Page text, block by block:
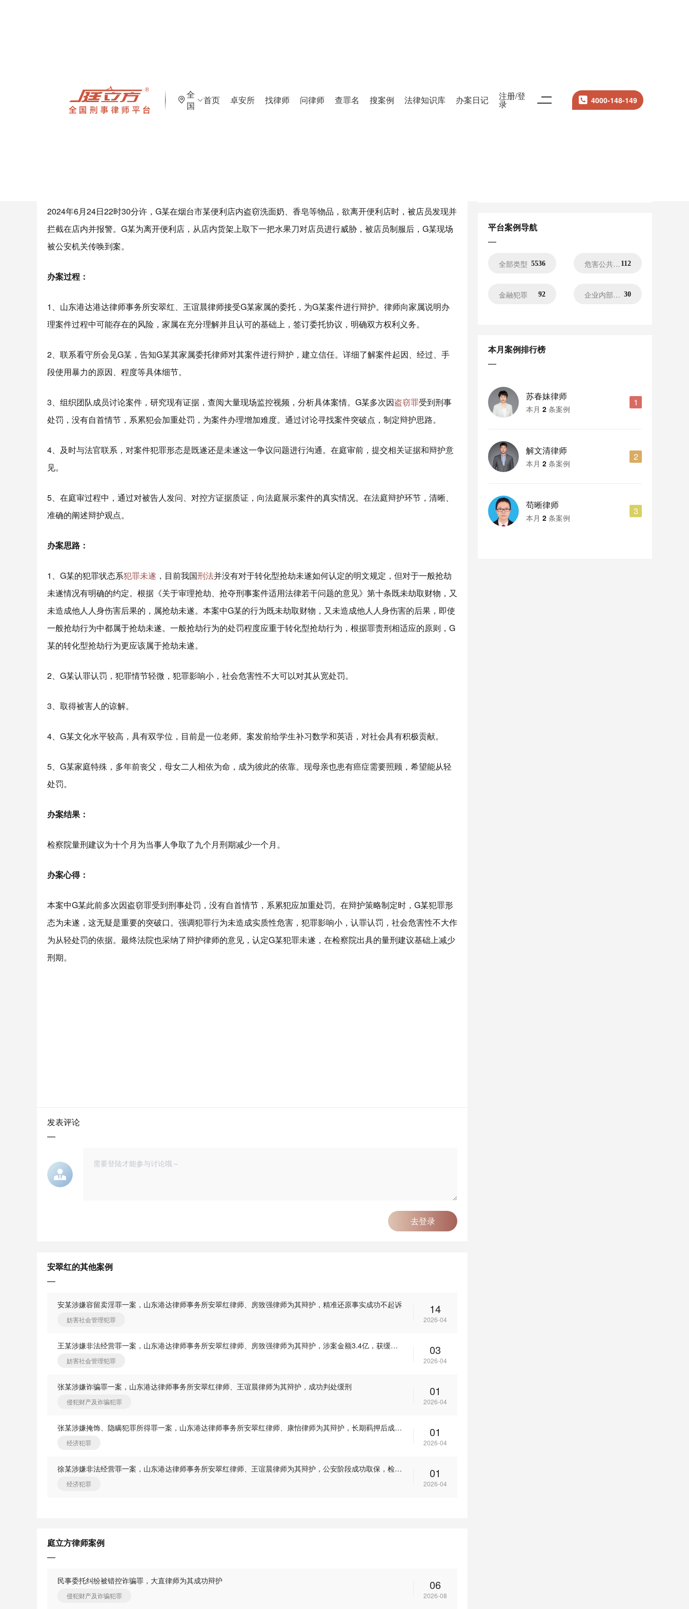
全
国
首页 卓安所 找律师 问律师 查罪名 搜案例 法律知识库 办案日记 注册/登
录 4000-148-149
G某涉嫌抢劫罪，山东港达律师事务所安翠红、王谊晨律师为其辩护，
2024年6月24日22时30分许，G某在烟台市某便利店内盗窃洗面奶、香皂等物品，欲离开便利店时，被店员发现并
拦截在店内并报警。G某为离开便利店，从店内货架上取下一把水果刀对店员进行威胁，被店员制服后，G某现场
被公安机关传唤到案。
办案过程 ：
1、山东港达港达律师事务所安翠红、王谊晨律师接受G某家属的委托，为G某案件进行辩护。律师向家属说明办
理案件过程中可能存在的风险，家属在充分理解并且认可的基础上，签订委托协议，明确双方权利义务。
2、联系看守所会见G某，告知G某其家属委托律师对其案件进行辩护，建立信任。详细了解案件起因、经过、手
段使用暴力的原因、程度等具体细节。
3、组织团队成员讨论案件，研究现有证据，查阅大量现场监控视频，分析具体案情。G某多次因盗窃罪受到刑事
处罚，没有自首情节，系累犯会加重处罚，为案件办理增加难度。通过讨论寻找案件突破点，制定辩护思路。
4、及时与法官联系，对案件犯罪形态是既遂还是未遂这一争议问题进行沟通。在庭审前，提交相关证据和辩护意
见。
5、在庭审过程中，通过对被告人发问、对控方证据质证，向法庭展示案件的真实情况。在法庭辩护环节，清晰、
准确的阐述辩护观点。
办案思路 ：
1、G某的犯罪状态系犯罪未遂 ，目前我国刑法并没有对于转化型抢劫未遂如何认定的明文规定，但对于一般抢劫
未遂情况有明确的约定。根据《关于审理抢劫、抢夺刑事案件适用法律若干问题的意见》第十条既未劫取财物，又
未造成他人人身伤害后果的，属抢劫未遂。本案中G某的行为既未劫取财物，又未造成他人人身伤害的后果，即使
一般抢劫行为中都属于抢劫未遂。一般抢劫行为的处罚程度应重于转化型抢劫行为，根据罪责刑相适应的原则，G
某的转化型抢劫行为更应该属于抢劫未遂。
2、G某认罪认罚，犯罪情节轻微，犯罪影响小，社会危害性不大可以对其从宽处罚。
3、取得被害人的谅解。
4、G某文化水平较高，具有双学位，目前是一位老师。案发前给学生补习数学和英语，对社会具有积极贡献。
5、G某家庭特殊，多年前丧父，母女二人相依为命，成为彼此的依靠。现母亲也患有癌症需要照顾，希望能从轻
处罚。
办案结果 ：
检察院量刑建议为十个月为当事人争取了九个月刑期减少一个月。
办案心得：
本案中G某此前多次因盗窃罪受到刑事处罚，没有自首情节，系累犯应加重处罚。在辩护策略制定时，G某犯罪形
态为未遂，这无疑是重要的突破口。强调犯罪行为未造成实质性危害，犯罪影响小，认罪认罚，社会危害性不大作
为从轻处罚的依据。最终法院也采纳了辩护律师的意见，认定G某犯罪未遂，在检察院出具的量刑建议基础上减少
刑期。
发表评论
去登录
安翠红的其他案例
安某涉嫌容留卖淫罪一案，山东港达律师事务所安翠红律师、房致强律师为其辩护，精准还原事实成功不起诉
妨害社会管理犯罪
14
2026-04
王某涉嫌非法经营罪一案，山东港达律师事务所安翠红律师、房致强律师为其辩护，涉案金额3.4亿，获缓刑判决
妨害社会管理犯罪
03
2026-04
张某涉嫌诈骗罪一案，山东港达律师事务所安翠红律师、王谊晨律师为其辩护，成功判处缓刑
侵犯财产及诈骗犯罪
01
2026-04
张某涉嫌掩饰、隐瞒犯罪所得罪一案，山东港达律师事务所安翠红律师、康怡律师为其辩护，长期羁押后成功获缓刑
经济犯罪
01
2026-04
徐某涉嫌非法经营罪一案，山东港达律师事务所安翠红律师、王谊晨律师为其辩护，公安阶段成功取保，检察院阶段获不起诉决定
经济犯罪
01
2026-04
庭立方律师案例
民事委托纠纷被错控诈骗罪，大直律师为其成功辩护
侵犯财产及诈骗犯罪
06
2026-08
当前案例律师名片
平台案例导航
全部类型 5536 危害公共安全犯罪 112
金融犯罪 92 企业内部犯罪 30
控告案件 33
申诉案件
死刑复核
职务犯罪 494
食药犯罪 32
本月案例排行榜
苏春妹律师
本月2 条案例
1
解文清律师
本月2 条案例
2
苟晰律师
本月2 条案例
3